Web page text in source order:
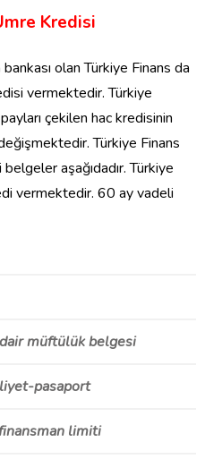
Kredisi
bankası olan Türkiye Finans da
vermektedir. Türkiye
çekilen hac kredisinin
Türkiye Finans
aşağıdadır. Türkiye
vermektedir. 60 ay vadeli
dair müftülük belgesi
pasaport
limiti